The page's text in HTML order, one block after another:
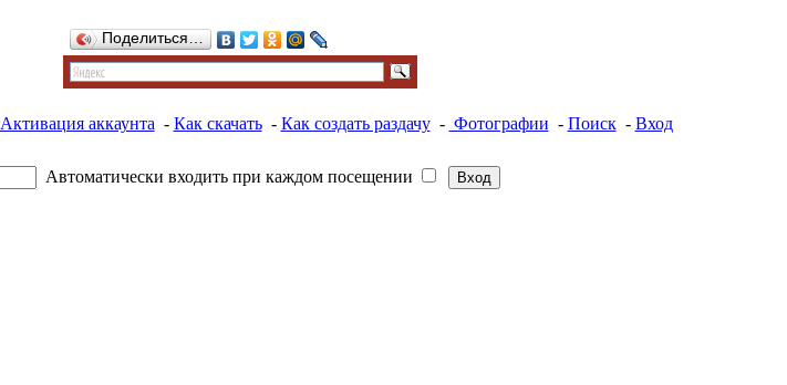
Поделиться…
Активация аккаунта - Как скачать- Как создать раздачу- Фотографии - Поиск- Вход
Автоматически входить при каждом посещении